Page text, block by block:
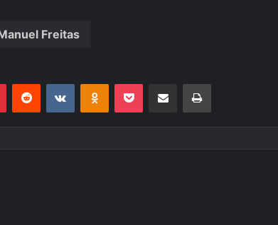
Freitas
PinterestReddit VK OK Pocket Compartilhar via e-mail Imprimir